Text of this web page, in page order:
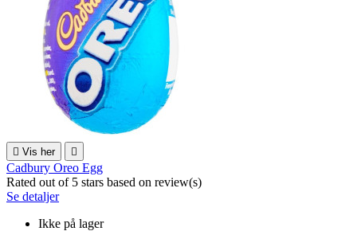
 Vis her 
Cadbury Oreo Egg
Rated out of 5 stars based on review(s)
Se detaljer
Ikke på lager